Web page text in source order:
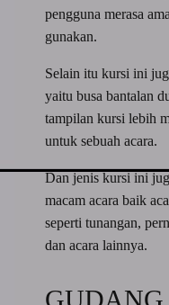
pengguna merasa
gunakan.
Selain itu kursi ini
yaitu busa bantalan
tampilan kursi lebih
untuk sebuah acara.
Dan jenis kursi ini
macam acara baik
seperti tunangan,
dan acara lainnya.
GUDANG